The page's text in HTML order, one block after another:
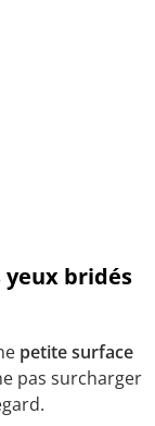
bridés
petite surface
pas surcharger